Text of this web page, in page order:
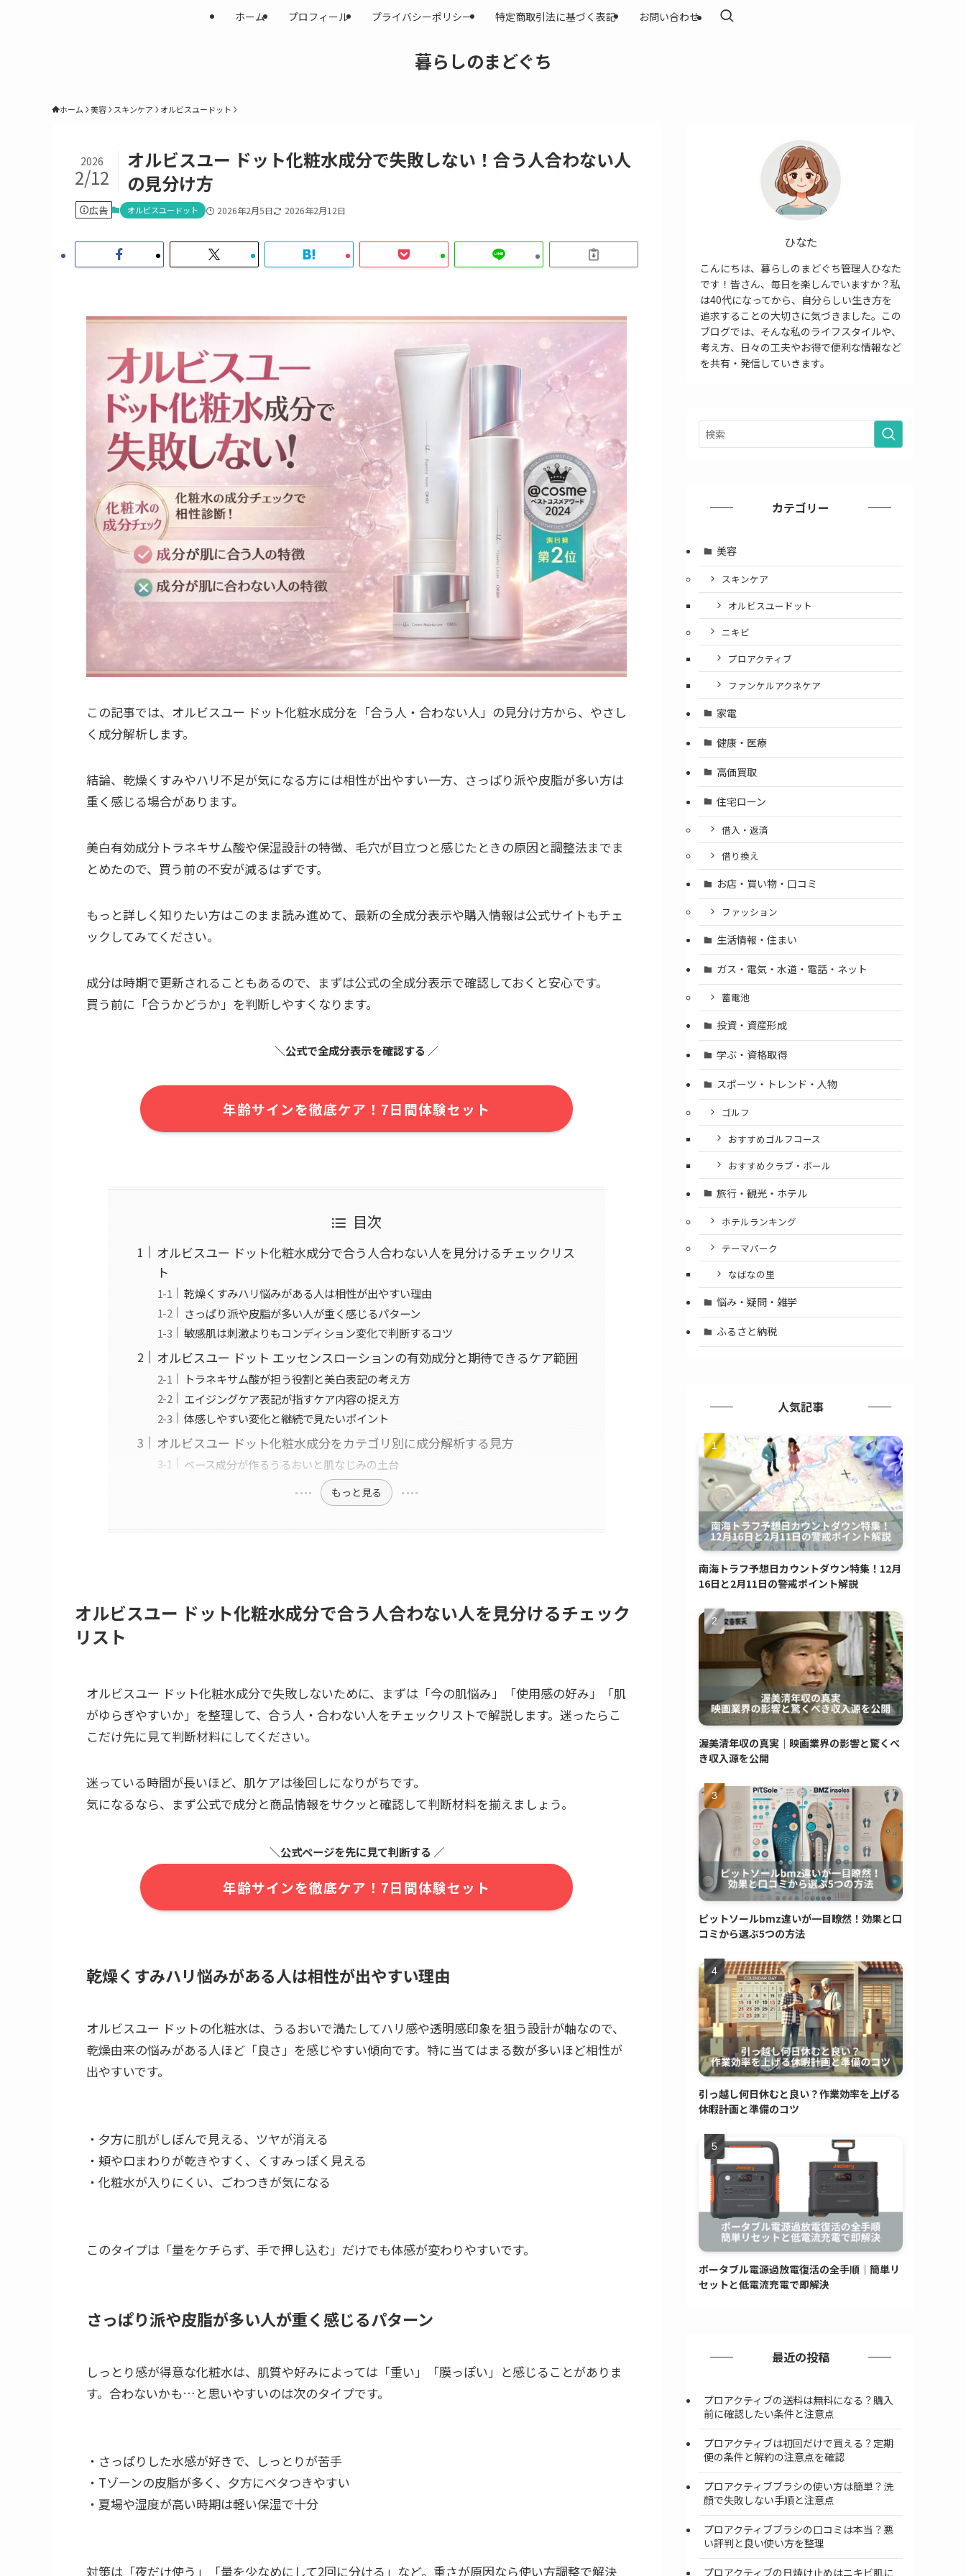
暮らしのまどぐち
ホーム プロフィール プライバシーポリシー 特定商取引法に基づく表記 お問い合わせ
ホーム 美容 スキンケア オルビスユードット
オルビスユー ドット化粧水成分で失敗しない！合う人合わない人
の見分け方
2026
2/12
広告 オルビスユードット 2026年2月5日 2026年2月12日
この記事では、オルビスユー ドット化粧水成分を「合う人・合わない人」の見分け方から、やさし
く成分解析します。
結論、乾燥くすみやハリ不足が気になる方には相性が出やすい一方、さっぱり派や皮脂が多い方は
重く感じる場合があります。
美白有効成分トラネキサム酸や保湿設計の特徴、毛穴が目立つと感じたときの原因と調整法までま
とめたので、買う前の不安が減るはずです。
もっと詳しく知りたい方はこのまま読み進めて、最新の全成分表示や購入情報は公式サイトもチェ
ックしてみてください。
成分は時期で更新されることもあるので、まずは公式の全成分表示で確認しておくと安心です。
買う前に「合うかどうか」を判断しやすくなります。
＼公式で全成分表示を確認する ／
年齢サインを徹底ケア！7日間体験セット
目次
オルビスユー ドット化粧水成分で合う人合わない人を見分けるチェックリス
ト
乾燥くすみハリ悩みがある人は相性が出やすい理由
さっぱり派や皮脂が多い人が重く感じるパターン
敏感肌は刺激よりもコンディション変化で判断するコツ
オルビスユー ドット エッセンスローションの有効成分と期待できるケア範囲
トラネキサム酸が担う役割と美白表記の考え方
エイジングケア表記が指すケア内容の捉え方
体感しやすい変化と継続で見たいポイント
オルビスユー ドット化粧水成分をカテゴリ別に成分解析する見方
ベース成分が作るうるおいと肌なじみの土台
もっと見る
オルビスユー ドット化粧水成分で合う人合わない人を見分けるチェック
リスト
オルビスユー ドット化粧水成分で失敗しないために、まずは「今の肌悩み」「使用感の好み」「肌
がゆらぎやすいか」を整理して、合う人・合わない人をチェックリストで解説します。迷ったらこ
こだけ先に見て判断材料にしてください。
迷っている時間が長いほど、肌ケアは後回しになりがちです。
気になるなら、まず公式で成分と商品情報をサクッと確認して判断材料を揃えましょう。
＼公式ページを先に見て判断する ／
年齢サインを徹底ケア！7日間体験セット
乾燥くすみハリ悩みがある人は相性が出やすい理由
オルビスユー ドットの化粧水は、うるおいで満たしてハリ感や透明感印象を狙う設計が軸なので、
乾燥由来の悩みがある人ほど「良さ」を感じやすい傾向です。特に当てはまる数が多いほど相性が
出やすいです。
・夕方に肌がしぼんで見える、ツヤが消える
・頬や口まわりが乾きやすく、くすみっぽく見える
・化粧水が入りにくい、ごわつきが気になる
このタイプは「量をケチらず、手で押し込む」だけでも体感が変わりやすいです。
さっぱり派や皮脂が多い人が重く感じるパターン
しっとり感が得意な化粧水は、肌質や好みによっては「重い」「膜っぽい」と感じることがありま
す。合わないかも…と思いやすいのは次のタイプです。
・さっぱりした水感が好きで、しっとりが苦手
・Tゾーンの皮脂が多く、夕方にベタつきやすい
・夏場や湿度が高い時期は軽い保湿で十分
対策は「夜だけ使う」「量を少なめにして2回に分ける」など。重さが原因なら使い方調整で解決
ひなた
こんにちは、暮らしのまどぐち管理人ひなた
です！皆さん、毎日を楽しんでいますか？私
は40代になってから、自分らしい生き方を
追求することの大切さに気づきました。この
ブログでは、そんな私のライフスタイルや、
考え方、日々の工夫やお得で便利な情報など
を共有・発信していきます。
カテゴリー
美容
スキンケア
オルビスユードット
ニキビ
プロアクティブ
ファンケルアクネケア
家電
健康・医療
高価買取
住宅ローン
借入・返済
借り換え
お店・買い物・口コミ
ファッション
生活情報・住まい
ガス・電気・水道・電話・ネット
蓄電池
投資・資産形成
学ぶ・資格取得
スポーツ・トレンド・人物
ゴルフ
おすすめゴルフコース
おすすめクラブ・ボール
旅行・観光・ホテル
ホテルランキング
テーマパーク
なばなの里
悩み・疑問・雑学
ふるさと納税
人気記事
南海トラフ予想日カウントダウン特集！12月
16日と2月11日の警戒ポイント解説
渥美清年収の真実｜映画業界の影響と驚くべ
き収入源を公開
ピットソールbmz違いが一目瞭然！効果と口
コミから選ぶ5つの方法
引っ越し何日休むと良い？作業効率を上げる
休暇計画と準備のコツ
ポータブル電源過放電復活の全手順｜簡単リ
セットと低電流充電で即解決
最近の投稿
プロアクティブの送料は無料になる？購入
前に確認したい条件と注意点
プロアクティブは初回だけで買える？定期
便の条件と解約の注意点を確認
プロアクティブブラシの使い方は簡単？洗
顔で失敗しない手順と注意点
プロアクティブブラシの口コミは本当？悪
い評判と良い使い方を整理
プロアクティブの日焼け止めはニキビ肌に